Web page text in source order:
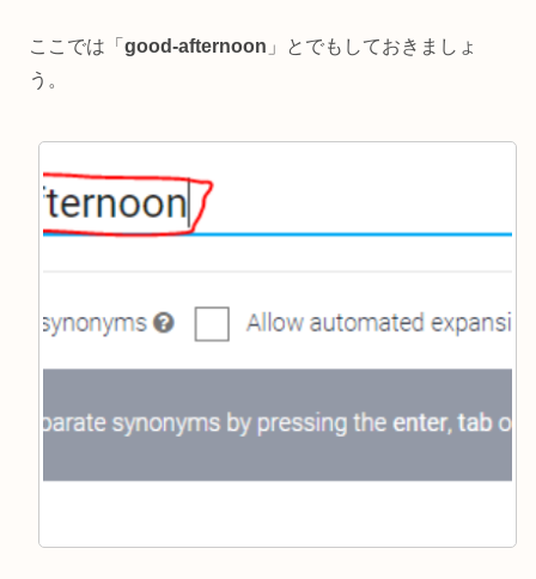
ここでは「 good-afternoon 」とでもしておきましょ
う。